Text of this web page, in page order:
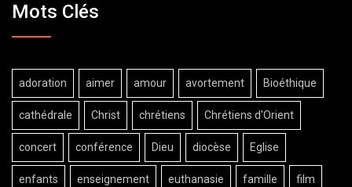
Mots Clés
adoration aimer amour avortement Bioéthique
cathédrale Christ chrétiens Chrétiens d'Orient
concert conférence Dieu diocèse Eglise
enfants enseignement euthanasie famille film